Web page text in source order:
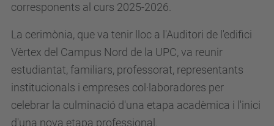
corresponents al curs 2025-2026.
La cerimònia, que va tenir lloc a l'Auditori de l'edifici
Vèrtex del Campus Nord de la UPC, va reunir
estudiantat, familiars, professorat, representants
institucionals i empreses col·laboradores per
celebrar la culminació d'una etapa acadèmica i l'inici
d'una nova etapa professional.